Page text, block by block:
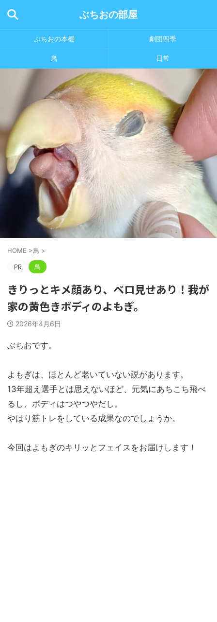
ぶちおの部屋
ぶちおの本棚 劇団四季
鳥 日常
HOME >鳥 >
鳥
きりっとキメ顔あり、ベロ見せあり！我が
家の黄色きボディのよもぎ。
2026年4月6日
ぶちおです。
よもぎは、ほとんど老いていない説があります。
13年超え選手とは思えないほど、元気にあちこち飛べ
るし、ボディはつやつやだし。
やはり筋トレをしている成果なのでしょうか。
今回はよもぎのキリッとフェイスをお届けします！